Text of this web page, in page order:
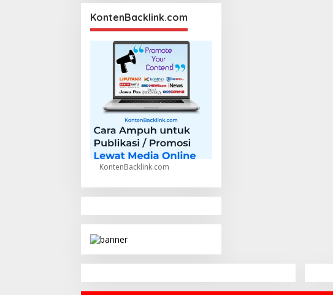
KontenBacklink.com
KontenBacklink.com